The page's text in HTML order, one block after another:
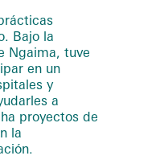
Bajo la
Ngaima, tuve
en un
y
a
proyectos de
la